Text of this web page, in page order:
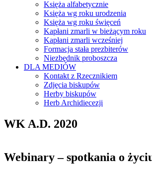
Księża alfabetycznie
Księża wg roku urodzenia
Księża wg roku święceń
Kapłani zmarli w bieżącym roku
Kapłani zmarli wcześniej
Formacja stała prezbiterów
Niezbędnik proboszcza
DLA MEDIÓW
Kontakt z Rzecznikiem
Zdjęcia biskupów
Herby biskupów
Herb Archidiecezji
WK A.D. 2020
Webinary – spotkania o